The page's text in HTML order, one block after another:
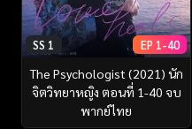
SS 1 EP 1-40
The Psychologist (2021) นัก
จิตวิทยาหญิง ตอนที่ 1-40 จบ
พากย์ไทย